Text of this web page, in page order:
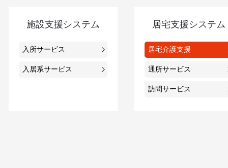
施設支援システム
入所サービス
入居系サービス
居宅支援システム
居宅介護支援
通所サービス
訪問サービス